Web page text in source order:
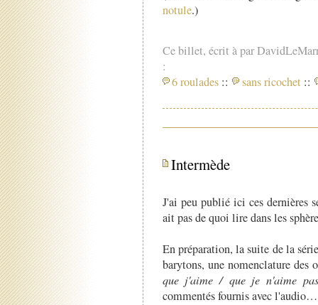
notule.)
Ce billet, écrit à par
:
6 roulades :: sans ricochet ::
Intermède
J'ai peu publié ici ces dernières
ait pas de quoi lire dans les
En préparation, la suite de la
barytons, une nomenclature des
que j'aime / que je n'aime pas
commentés fournis avec l'audio…